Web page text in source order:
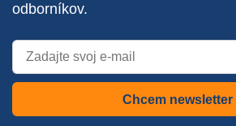
odborníkov.
Chcem newsletter